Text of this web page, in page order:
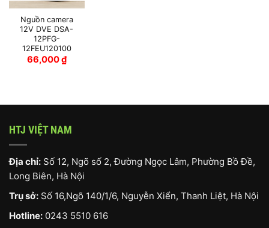
Nguồn camera
12V DVE DSA-
12PFG-
12FEU120100
66,000₫
HTJ VIỆT NAM
Địa chỉ: Số 12, Ngõ số 2, Đường Ngọc Lâm, Phường Bồ Đề,
Long Biên, Hà Nội
Trụ sở: Số 16,Ngõ 140/1/6, Nguyễn Xiển, Thanh Liệt, Hà Nội
Hotline: 0243 5510 616